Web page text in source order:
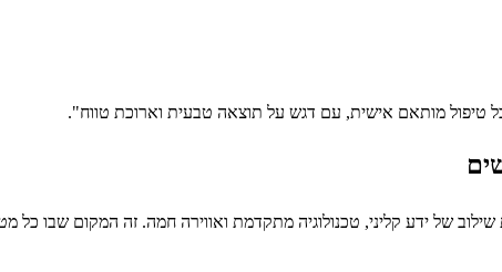
כל טיפול מותאם אישית, עם דגש על תוצאה טבעית וארוכת טווח".
של ידע קליני, טכנולוגיה מתקדמת ואווירה חמה. זה המקום שבו כל